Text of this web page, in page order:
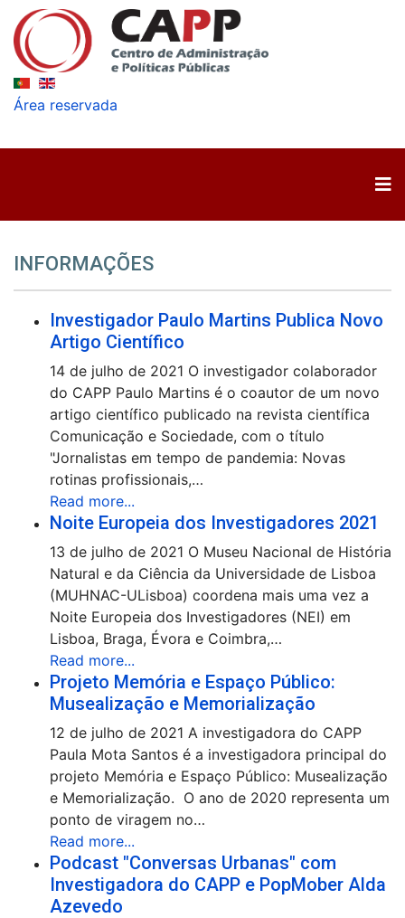
Área reservada
INFORMAÇÕES
Investigador Paulo Martins Publica Novo
Artigo Científico
14 de julho de 2021 O investigador colaborador
do CAPP Paulo Martins é o coautor de um novo
artigo científico publicado na revista científica
Comunicação e Sociedade, com o título
"Jornalistas em tempo de pandemia: Novas
rotinas profissionais,…
Read more...
Noite Europeia dos Investigadores 2021
13 de julho de 2021 O Museu Nacional de História
Natural e da Ciência da Universidade de Lisboa
(MUHNAC-ULisboa) coordena mais uma vez a
Noite Europeia dos Investigadores (NEI) em
Lisboa, Braga, Évora e Coimbra,…
Read more...
Projeto Memória e Espaço Público:
Musealização e Memorialização
12 de julho de 2021 A investigadora do CAPP
Paula Mota Santos é a investigadora principal do
projeto Memória e Espaço Público: Musealização
e Memorialização. O ano de 2020 representa um
ponto de viragem no…
Read more...
Podcast "Conversas Urbanas" com
Investigadora do CAPP e PopMober Alda
Azevedo